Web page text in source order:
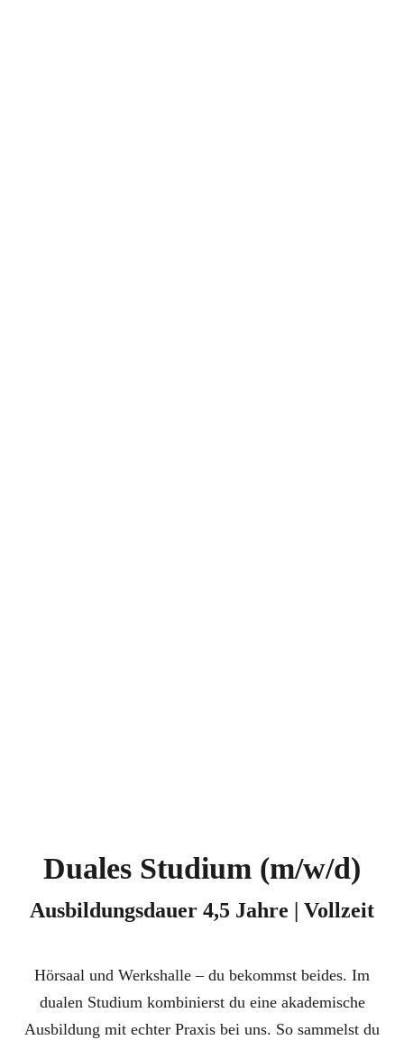
Duales Studium (m/w/d)
Ausbildungsdauer 4,5 Jahre | Vollzeit
Hörsaal und Werkshalle – du bekommst beides. Im
dualen Studium kombinierst du eine akademische
Ausbildung mit echter Praxis bei uns. So sammelst du